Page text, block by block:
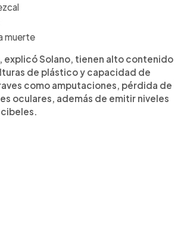
muerte
explicó Solano, tienen alto contenido
de plástico y capacidad de
como amputaciones, pérdida de
oculares, además de emitir niveles